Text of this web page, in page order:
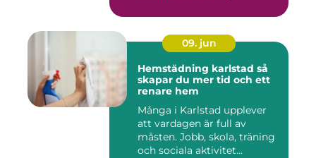
09. jun
Hemstädning karlstad så
skapar du mer tid och ett
renare hem
Många i Karlstad upplever
att vardagen är full av
måsten. Jobb, skola, träning
och sociala aktivitet...